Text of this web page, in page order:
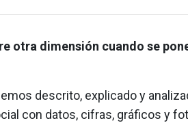
otra dimensión cuando se
descrito, explicado y
con datos, cifras, gráficos y